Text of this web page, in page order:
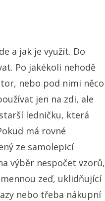
a jak je využít. Do
Po jakékoli nehodě
nebo pod nimi něco
jen na zdi, ale
ledničku, která
má rovné
ze samolepicí
výběr nespočet vzorů,
zeď, uklidňující
nebo třeba nákupní